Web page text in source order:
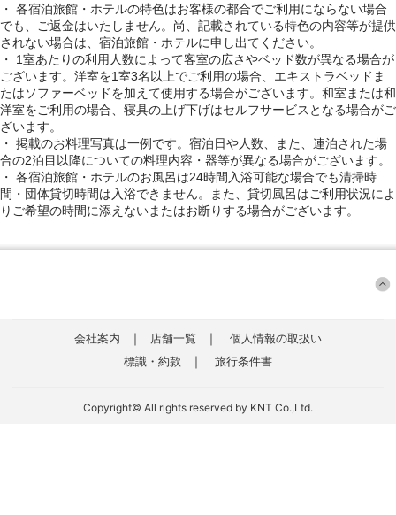
・ 各宿泊旅館・ホテルの特色はお客様の都合でご利用にならない場合
でも、ご返金はいたしません。尚、記載されている特色の内容等が提供
されない場合は、宿泊旅館・ホテルに申し出てください。
・ 1室あたりの利用人数によって客室の広さやベッド数が異なる場合が
ございます。洋室を1室3名以上でご利用の場合、エキストラベッドま
たはソファーベッドを加えて使用する場合がございます。和室または和
洋室をご利用の場合、寝具の上げ下げはセルフサービスとなる場合がご
ざいます。
・ 掲載のお料理写真は一例です。宿泊日や人数、また、連泊された場
合の2泊目以降についての料理内容・器等が異なる場合がございます。
・ 各宿泊旅館・ホテルのお風呂は24時間入浴可能な場合でも清掃時
間・団体貸切時間は入浴できません。また、貸切風呂はご利用状況によ
りご希望の時間に添えないまたはお断りする場合がございます。
会社案内 ｜ 店舗一覧 ｜
個人情報の取扱い
標識・約款
｜ 旅行条件書
Copyright© All rights reserved by KNT Co.,Ltd.